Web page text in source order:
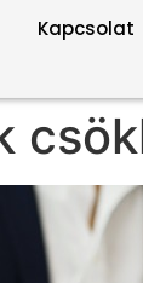
Kapcsolat